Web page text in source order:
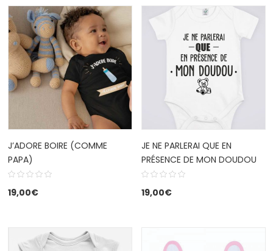
J’ADORE BOIRE (COMME
PAPA)
19,00€
JE NE PARLERAI QUE EN
PRÉSENCE DE MON DOUDOU
19,00€